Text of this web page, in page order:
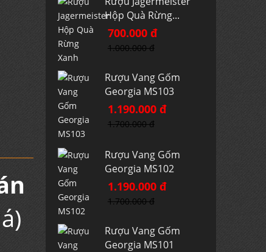
Hộp Quà Rừng...
700.000 đ
1.000.000 đ
Rượu Vang Gốm
Georgia MS103
1.190.000 đ
1.700.000 đ
Rượu Vang Gốm
Georgia MS102
1.190.000 đ
1.700.000 đ
Rượu Vang Gốm
Georgia MS101